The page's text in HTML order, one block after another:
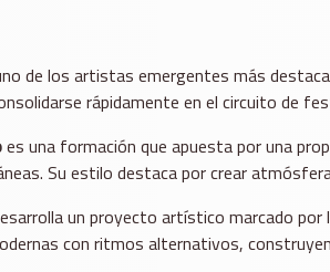
de los artistas emergentes más
rápidamente en el circuito de
es una formación que apuesta por una
Su estilo destaca por crear
un proyecto artístico marcado por
con ritmos alternativos,